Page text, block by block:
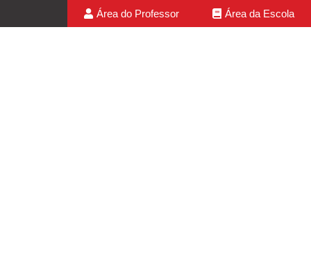
Área do Professor Área da Escola